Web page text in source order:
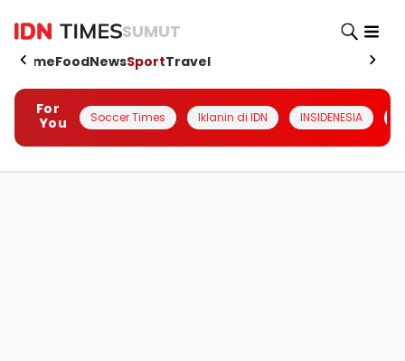
SUMUT
HomeFoodNewsSportTravel
For
You
Soccer Times Iklanin di IDN INSIDENESIA